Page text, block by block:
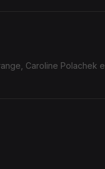
Caroline Polachek e